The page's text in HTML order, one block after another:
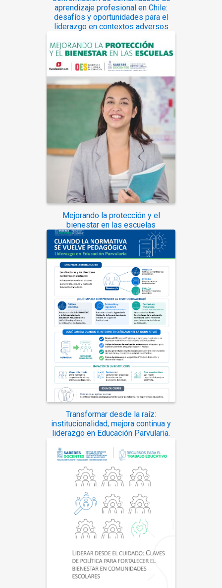
aprendizaje profesional en Chile:
desafíos y oportunidades para el
liderazgo en contextos adversos
Mejorando la protección y el
bienestar en las escuelas
Transformar desde la raíz:
institucionalidad, mejora continua y
liderazgo en Educación Parvularia.